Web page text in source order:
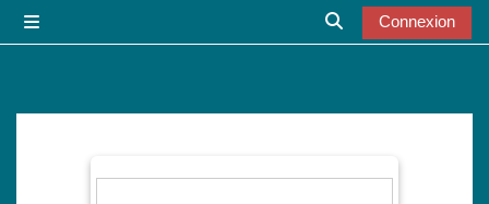
Activer/désactiver
Connexion